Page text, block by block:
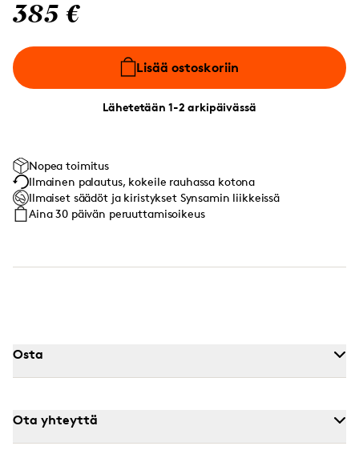
385 €
Lisää ostoskoriin
Lähetetään 1-2 arkipäivässä
Nopea toimitus
Ilmainen palautus, kokeile rauhassa kotona
Ilmaiset säädöt ja kiristykset Synsamin liikkeissä
Aina 30 päivän peruuttamisoikeus
Osta
Ota yhteyttä